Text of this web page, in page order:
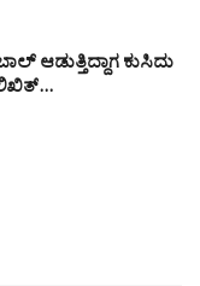
ಆಡುತ್ತಿದ್ದಾಗ ಕುಸಿದು
ಲಿಖಿತ್…